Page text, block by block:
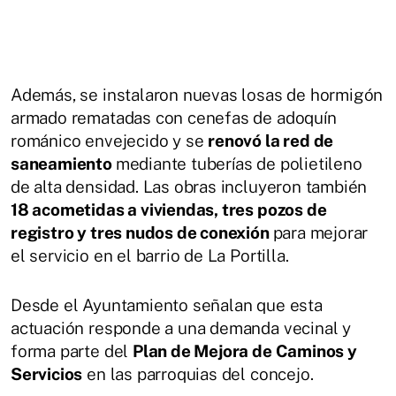
Además, se instalaron nuevas losas de hormigón
armado rematadas con cenefas de adoquín
románico envejecido y se renovó la red de
saneamiento mediante tuberías de polietileno
de alta densidad. Las obras incluyeron también
18 acometidas a viviendas, tres pozos de
registro y tres nudos de conexión para mejorar
el servicio en el barrio de La Portilla.
Desde el Ayuntamiento señalan que esta
actuación responde a una demanda vecinal y
forma parte del Plan de Mejora de Caminos y
Servicios en las parroquias del concejo.